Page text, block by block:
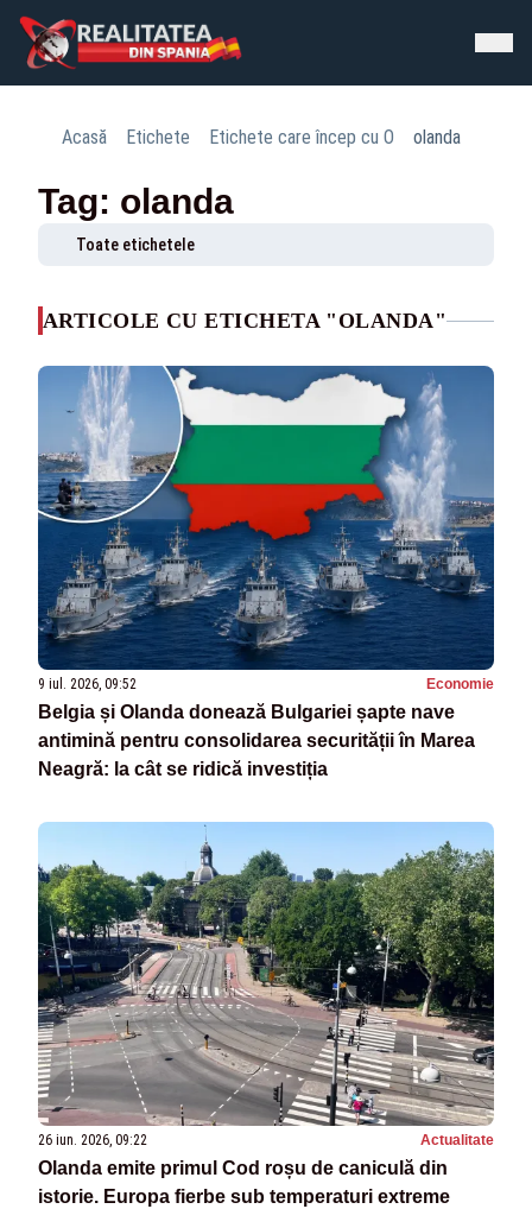
Acasă Etichete Etichete care încep cu O olanda
Tag: olanda
Toate etichetele
ARTICOLE CU ETICHETA "OLANDA"
9 iul. 2026, 09:52 Economie
Belgia și Olanda donează Bulgariei șapte nave
antimină pentru consolidarea securității în Marea
Neagră: la cât se ridică investiția
26 iun. 2026, 09:22 Actualitate
Olanda emite primul Cod roșu de caniculă din
istorie. Europa fierbe sub temperaturi extreme